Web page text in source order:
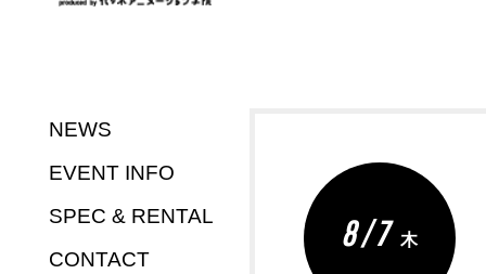
NEWS
EVENT INFO
SPEC & RENTAL
CONTACT
8 / 7 木